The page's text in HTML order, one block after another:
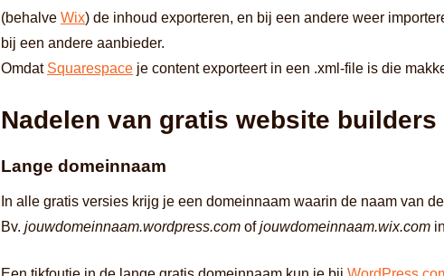
(behalve Wix) de inhoud exporteren, en bij een andere weer
bij een andere aanbieder.
Omdat Squarespace je content exporteert in een .xml-file is die
Nadelen van gratis website builders
Lange domeinnaam
In alle gratis versies krijg je een domeinnaam waarin de naam van
Bv. jouwdomeinnaam.wordpress.com ofjouwdomeinnaam.wix.com